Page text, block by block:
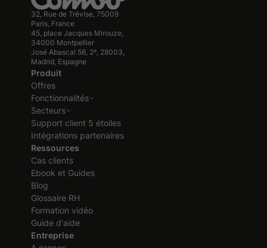
32, Rue de Trévise, 75009
Paris, France
45, place Jacques Mirouze,
34000 Montpellier
José Abascal 56, 2º, 28003,
Madrid, Espagne
Produit
Offres
Fonctionnalités
Secteurs
Support client 5 étoiles
Intégrations partenaires
Ressources
Cas clients
Ebook et Guides
Blog
Glossaire RH
Formation vidéo
Guide d'aide
Entreprise